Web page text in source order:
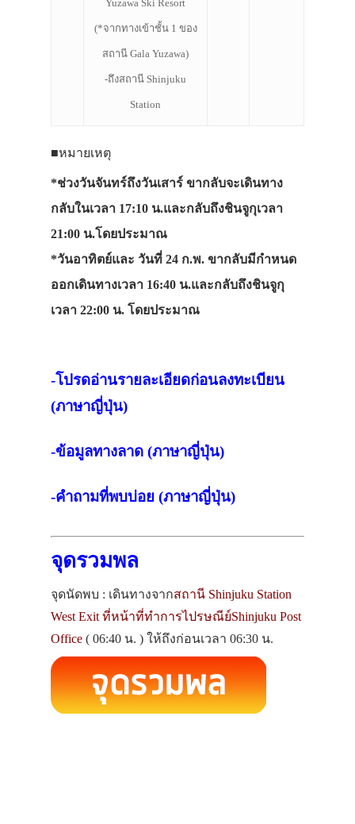
Yuzawa Ski Resort
(*จากทางเข้าชั้น 1 ของ
สถานี Gala Yuzawa)
-ถึงสถานี Shinjuku
Station
■หมายเหตุ
*ช่วงวันจันทร์ถึงวันเสาร์ ขากลับจะเดินทาง
กลับในเวลา 17:10 น.และกลับถึงชินจูกุเวลา
21:00 น.โดยประมาณ
*วันอาทิตย์และ วันที่ 24 ก.พ. ขากลับมีกำหนด
ออกเดินทางเวลา 16:40 น.และกลับถึงชินจูกุ
เวลา 22:00 น. โดยประมาณ
-โปรดอ่านรายละเอียดก่อนลงทะเบียน
(ภาษาญี่ปุ่น)
-ข้อมูลทางลาด (ภาษาญี่ปุ่น)
-คำถามที่พบบ่อย (ภาษาญี่ปุ่น)
จุดรวมพล
จุดนัดพบ : เดินทางจากสถานี Shinjuku Station
West Exit ที่หน้าที่ทำการไปรษณีย์Shinjuku Post
Office ( 06:40 น. ) ให้ถึงก่อนเวลา 06:30 น.